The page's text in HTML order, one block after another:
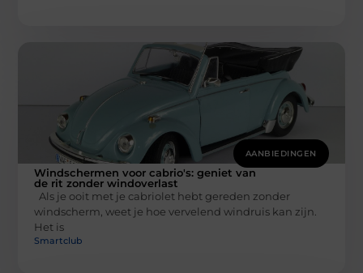
AANBIEDINGEN
Windschermen voor cabrio's: geniet van
de rit zonder windoverlast
Als je ooit met je cabriolet hebt gereden zonder
windscherm, weet je hoe vervelend windruis kan zijn.
Het is
Smartclub